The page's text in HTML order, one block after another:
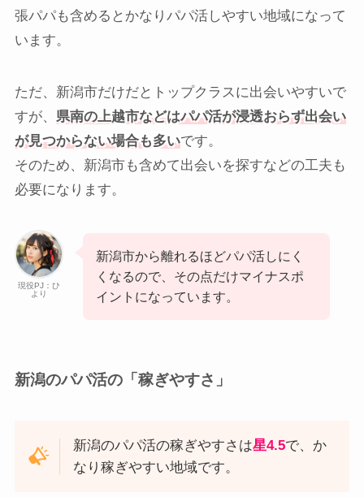
張パパも含めるとかなりパパ活しやすい地域になって
います。
ただ、新潟市だけだとトップクラスに出会いやすいで
すが、 県南の上越市などはパパ活が浸透おらず出会い
が見つからない場合も多いです。
そのため、新潟市も含めて出会いを探すなどの工夫も
必要になります。
現役PJ：ひ
より
新潟市から離れるほどパパ活しにく
くなるので、その点だけマイナスポ
イントになっています。
新潟のパパ活の「稼ぎやすさ」
新潟のパパ活の稼ぎやすさは星4.5で、か
なり稼ぎやすい地域です。